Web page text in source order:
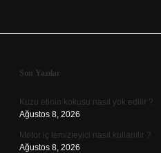
Sidebar
Son Yazılar
Kuzu etinin kokusu nasıl yok edilir ?
Ağustos 8, 2026
Motor iç temizleyici nasıl kullanılır ?
Ağustos 8, 2026